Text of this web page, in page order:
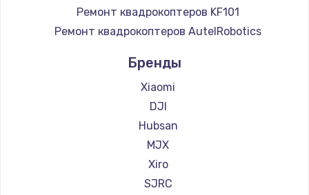
Ремонт квадрокоптеров KF101
Ремонт квадрокоптеров AutelRobotics
Бренды
Xiaomi
DJI
Hubsan
MJX
Xiro
SJRC